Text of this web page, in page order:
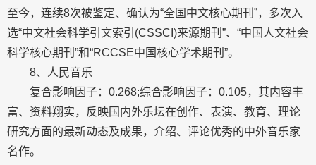
至今，连续8次被鉴定、确认为“全国中文核心期刊”，多次入
选“中文社会科学引文索引(CSSCI)来源期刊”、“中国人文社会
科学核心期刊”和“RCCSE中国核心学术期刊”。
8、人民音乐
复合影响因子：0.268;综合影响因子：0.105，其内容丰
富、资料翔实，反映国内外乐坛在创作、表演、教育、理论
研究方面的最新动态及成果，介绍、评论优秀的中外音乐家
名作。